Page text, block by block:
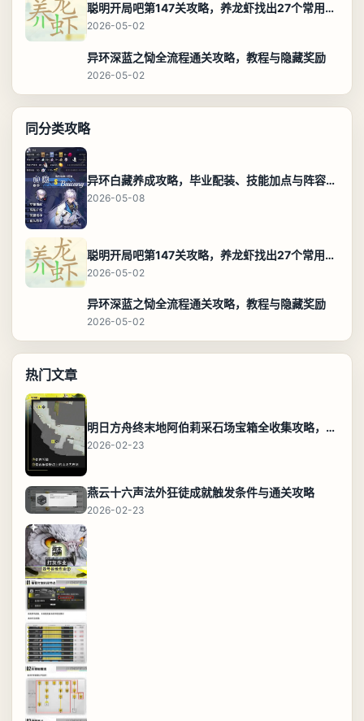
聪明开局吧第147关攻略，养龙虾找出27个常用字通关答案
2026-05-02
异环深蓝之恸全流程通关攻略，教程与隐藏奖励
2026-05-02
同分类攻略
异环白藏养成攻略，毕业配装、技能加点与阵容搭配保姆级解析
2026-05-08
聪明开局吧第147关攻略，养龙虾找出27个常用字通关答案
2026-05-02
异环深蓝之恸全流程通关攻略，教程与隐藏奖励
2026-05-02
热门文章
明日方舟终末地阿伯莉采石场宝箱全收集攻略，全点位分布图与路线
2026-02-23
燕云十六声法外狂徒成就触发条件与通关攻略
2026-02-23